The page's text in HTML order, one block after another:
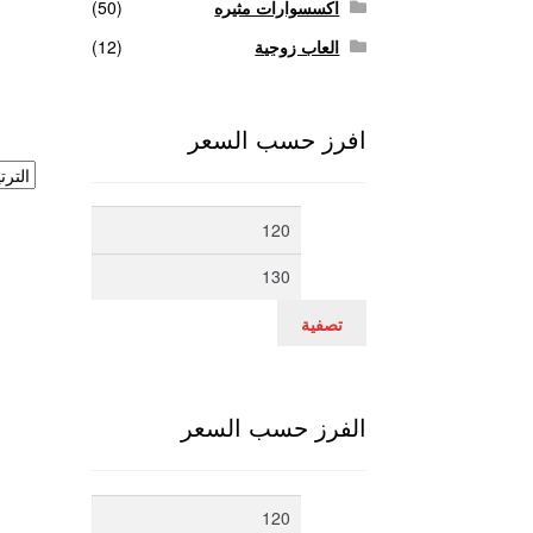
اكسسوارات مثيره
(50)
العاب زوجية
(12)
افرز حسب السعر
أدنى
تصفية
الفرز حسب السعر
أدنى